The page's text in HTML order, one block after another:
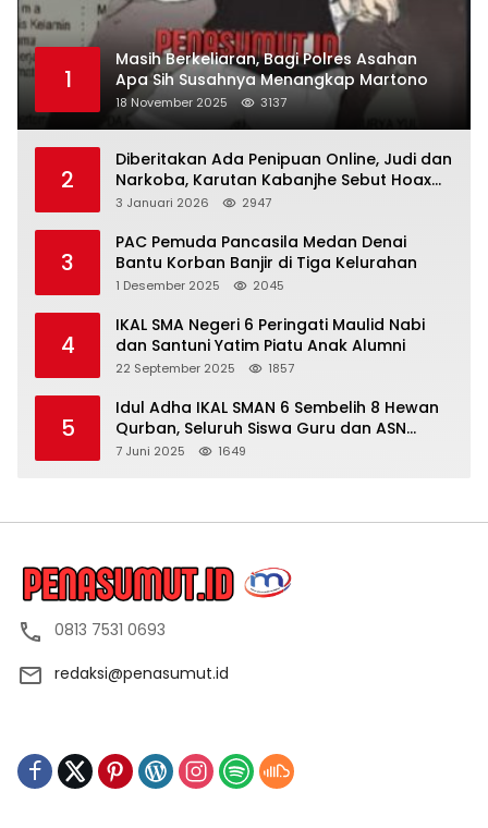
1
Masih Berkeliaran, Bagi Polres Asahan
Apa Sih Susahnya Menangkap Martono
18 November 2025 3137
2
Diberitakan Ada Penipuan Online, Judi dan
Narkoba, Karutan Kabanjhe Sebut Hoax
dan Berita Tak Beryanggungjawab
3 Januari 2026 2947
3
PAC Pemuda Pancasila Medan Denai
Bantu Korban Banjir di Tiga Kelurahan
1 Desember 2025 2045
4
IKAL SMA Negeri 6 Peringati Maulid Nabi
dan Santuni Yatim Piatu Anak Alumni
22 September 2025 1857
5
Idul Adha IKAL SMAN 6 Sembelih 8 Hewan
Qurban, Seluruh Siswa Guru dan ASN
Dapat Daging
7 Juni 2025 1649
0813 7531 0693
redaksi@penasumut.id